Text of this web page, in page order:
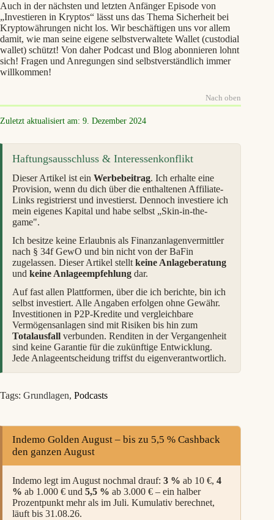
Auch in der nächsten und letzten Anfänger Episode von
„Investieren in Kryptos“ lässt uns das Thema Sicherheit bei
Kryptowährungen nicht los. Wir beschäftigen uns vor allem
damit, wie man seine eigene selbstverwaltete Wallet (custodial
wallet) schützt! Von daher Podcast und Blog abonnieren lohnt
sich! Fragen und Anregungen sind selbstverständlich immer
willkommen!
Nach oben
Zuletzt aktualisiert am: 9. Dezember 2024
Haftungsausschluss & Interessenkonflikt
Dieser Artikel ist ein Werbebeitrag. Ich erhalte eine
Provision, wenn du dich über die enthaltenen Affiliate-
Links registrierst und investierst. Dennoch investiere ich
mein eigenes Kapital und habe selbst „Skin-in-the-
game".
Ich besitze keine Erlaubnis als Finanzanlagenvermittler
nach § 34f GewO und bin nicht von der BaFin
zugelassen. Dieser Artikel stellt keine Anlageberatung
und keine Anlageempfehlung dar.
Auf fast allen Plattformen, über die ich berichte, bin ich
selbst investiert. Alle Angaben erfolgen ohne Gewähr.
Investitionen in P2P-Kredite und vergleichbare
Vermögensanlagen sind mit Risiken bis hin zum
Totalausfall verbunden. Renditen in der Vergangenheit
sind keine Garantie für die zukünftige Entwicklung.
Jede Anlageentscheidung triffst du eigenverantwortlich.
Tags: Grundlagen, Podcasts
Indemo Golden August – bis zu 5,5 % Cashback
den ganzen August
Indemo legt im August nochmal drauf: 3 % ab 10 €, 4
% ab 1.000 € und 5,5 % ab 3.000 € – ein halber
Prozentpunkt mehr als im Juli. Kumulativ berechnet,
läuft bis 31.08.26.